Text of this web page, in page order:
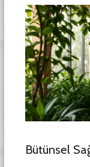
Bütünsel